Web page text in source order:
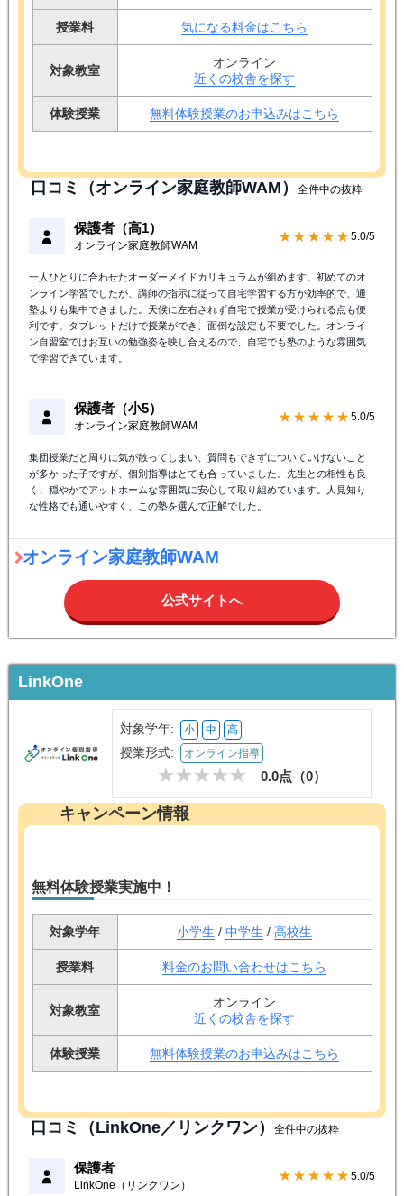
授業料 気になる料金はこちら
対象教室
オンライン
近くの校舎を探す
体験授業 無料体験授業のお申込みはこちら
口コミ（オンライン家庭教師WAM） 全件中の抜粋
保護者（高1）
オンライン家庭教師WAM
★★★★★ 5.0/5
一人ひとりに合わせたオーダーメイドカリキュラムが組めます。初めてのオ
ンライン学習でしたが、講師の指示に従って自宅学習する方が効率的で、通
塾よりも集中できました。天候に左右されず自宅で授業が受けられる点も便
利です。タブレットだけで授業ができ、面倒な設定も不要でした。オンライ
ン自習室ではお互いの勉強姿を映し合えるので、自宅でも塾のような雰囲気
で学習できています。
保護者（小5）
オンライン家庭教師WAM
★★★★★ 5.0/5
集団授業だと周りに気が散ってしまい、質問もできずについていけないこと
が多かった子ですが、個別指導はとても合っていました。先生との相性も良
く、穏やかでアットホームな雰囲気に安心して取り組めています。人見知り
な性格でも通いやすく、この塾を選んで正解でした。
オンライン家庭教師WAM
公式サイトへ
LinkOne
対象学年: 小 中 高
授業形式: オンライン指導
0.0点（0）
キャンペーン情報
無料体験授業実施中！
対象学年 小学生 / 中学生 / 高校生
授業料 料金のお問い合わせはこちら
対象教室
オンライン
近くの校舎を探す
体験授業 無料体験授業のお申込みはこちら
口コミ（LinkOne／リンクワン） 全件中の抜粋
保護者
LinkOne（リンクワン）
★★★★★ 5.0/5